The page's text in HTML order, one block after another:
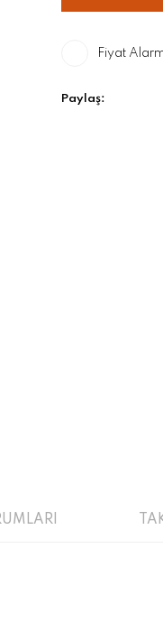
Fiyat
Paylaş: